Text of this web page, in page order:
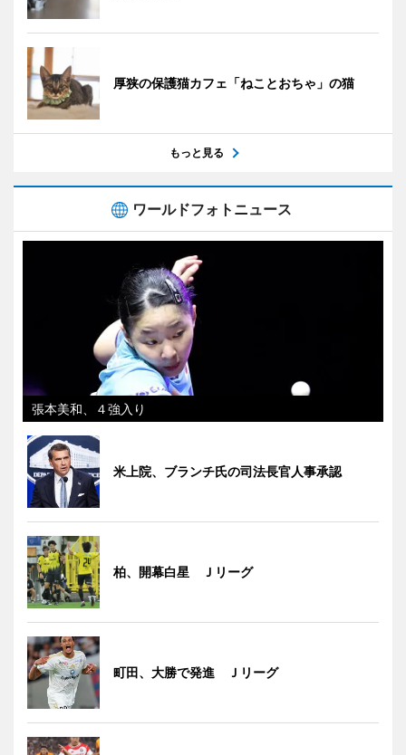
厚狭の保護猫カフェ「ねことおちゃ」の猫
もっと見る
ワールドフォトニュース
張本美和、４強入り
米上院、ブランチ氏の司法長官人事承認
柏、開幕白星 Ｊリーグ
町田、大勝で発進 Ｊリーグ